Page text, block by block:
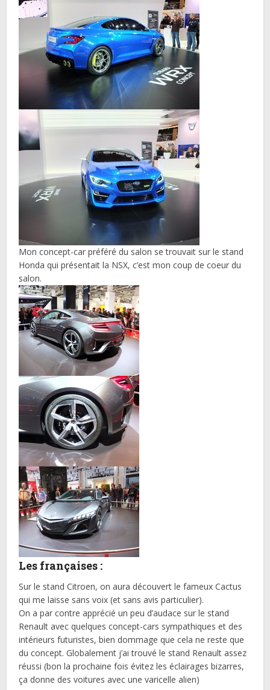
Mon concept-car préféré du salon se trouvait sur le stand
Honda qui présentait la NSX, c’est mon coup de coeur du
salon.
Les françaises :
Sur le stand Citroen, on aura découvert le fameux Cactus
qui me laisse sans voix (et sans avis particulier).
On a par contre apprécié un peu d’audace sur le stand
Renault avec quelques concept-cars sympathiques et des
intérieurs futuristes, bien dommage que cela ne reste que
du concept. Globalement j’ai trouvé le stand Renault assez
réussi (bon la prochaine fois évitez les éclairages bizarres,
ça donne des voitures avec une varicelle alien)